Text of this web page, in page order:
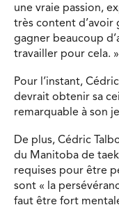
une vraie passion,
très content d’avoir
gagner beaucoup
travailler pour cela. »
Pour l’instant,
devrait obtenir sa
remarquable à son
De plus, Cédric
du Manitoba de
requises pour être
sont « la
faut être fort